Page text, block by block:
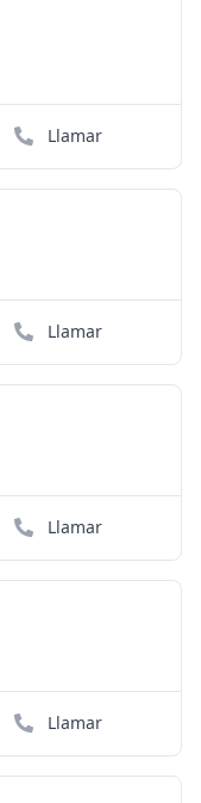
Llamar
Llamar
Llamar
Llamar